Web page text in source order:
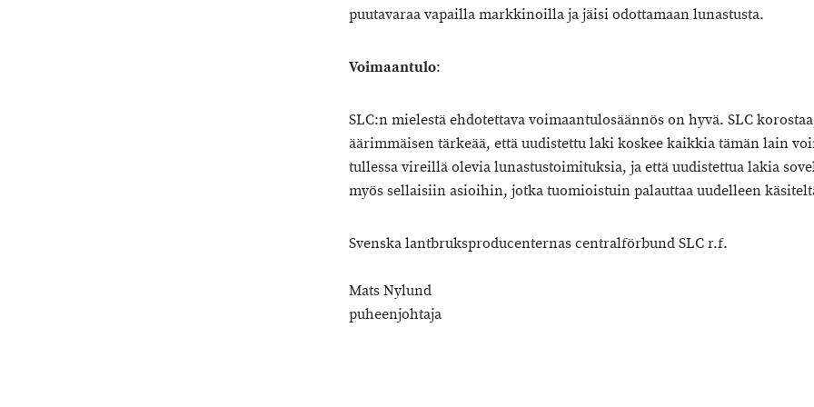
puutavaraa vapailla markkinoilla ja jäisi odottamaan lunastusta.
Voimaantulo:
SLC:n mielestä ehdotettava voimaantulosäännös on hyvä. SLC
äärimmäisen tärkeää, että uudistettu laki koskee kaikkia tämän lain
tullessa vireillä olevia lunastustoimituksia, ja että uudistettua lakia
myös sellaisiin asioihin, jotka tuomioistuin palauttaa uudelleen
Svenska lantbruksproducenternas centralförbund SLC r.f.
Mats Nylund
puheenjohtaja